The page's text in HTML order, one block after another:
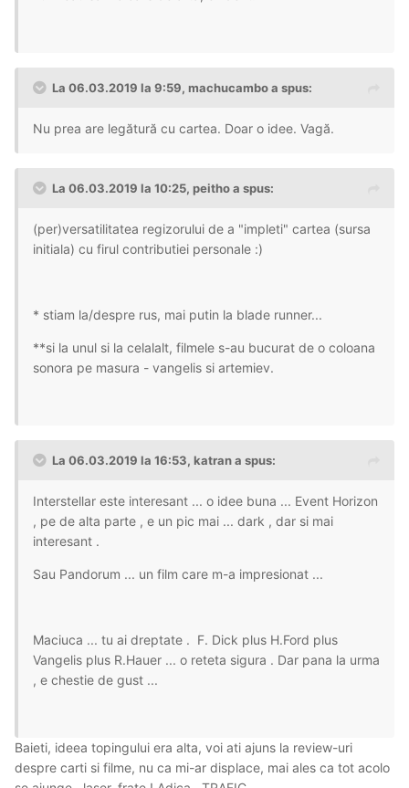
La 06.03.2019 la 9:59, machucambo a spus:
Nu prea are legătură cu cartea. Doar o idee. Vagă.
La 06.03.2019 la 10:25, peitho a spus:
(per)versatilitatea regizorului de a "impleti" cartea (sursa
initiala) cu firul contributiei personale :)
* stiam la/despre rus, mai putin la blade runner...
**si la unul si la celalalt, filmele s-au bucurat de o coloana
sonora pe masura - vangelis si artemiev.
La 06.03.2019 la 16:53, katran a spus:
Interstellar este interesant ... o idee buna ... Event Horizon
, pe de alta parte , e un pic mai ... dark , dar si mai
interesant .
Sau Pandorum ... un film care m-a impresionat ...
Maciuca ... tu ai dreptate . F. Dick plus H.Ford plus
Vangelis plus R.Hauer ... o reteta sigura . Dar pana la urma
, e chestie de gust ...
Baieti, ideea topingului era alta, voi ati ajuns la review-uri
despre carti si filme, nu ca mi-ar displace, mai ales ca tot acolo